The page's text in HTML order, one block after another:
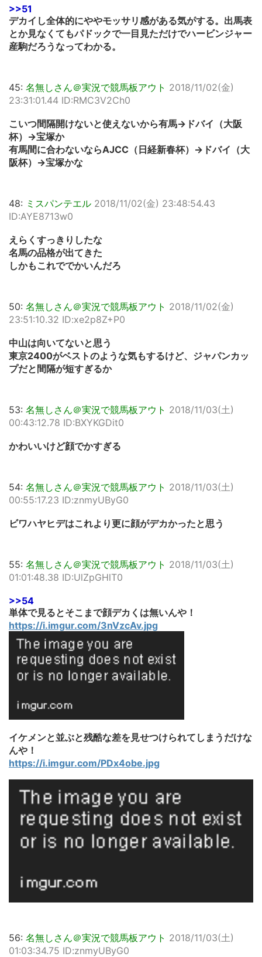
>>51
デカイし全体的にややモッサリ感がある気がする。出馬表
とか見なくてもパドックで一目見ただけでハービンジャー
産駒だろうなってわかる。
45: 名無しさん＠実況で競馬板アウト 2018/11/02(金)
23:31:01.44 ID:RMC3V2Ch0
こいつ間隔開けないと使えないから有馬→ドバイ（大阪
杯）→宝塚か
有馬間に合わないならAJCC（日経新春杯）→ドバイ（大
阪杯）→宝塚かな
48: ミスパンテエル 2018/11/02(金) 23:48:54.43
ID:AYE8713w0
えらくすっきりしたな
名馬の品格が出てきた
しかもこれででかいんだろ
50: 名無しさん＠実況で競馬板アウト 2018/11/02(金)
23:51:10.32 ID:xe2p8Z+P0
中山は向いてないと思う
東京2400がベストのような気もするけど、ジャパンカッ
プだと間隔が短すぎるか
53: 名無しさん＠実況で競馬板アウト 2018/11/03(土)
00:43:12.78 ID:BXYKGDit0
かわいいけど顔でかすぎる
54: 名無しさん＠実況で競馬板アウト 2018/11/03(土)
00:55:17.23 ID:znmyUByG0
ビワハヤヒデはこれより更に顔がデカかったと思う
55: 名無しさん＠実況で競馬板アウト 2018/11/03(土)
01:01:48.38 ID:UlZpGHlT0
>>54
単体で見るとそこまで顔デカくは無いんや！
https://i.imgur.com/3nVzcAv.jpg
イケメンと並ぶと残酷な差を見せつけられてしまうだけな
んや！
https://i.imgur.com/PDx4obe.jpg
56: 名無しさん＠実況で競馬板アウト 2018/11/03(土)
01:03:34.75 ID:znmyUByG0